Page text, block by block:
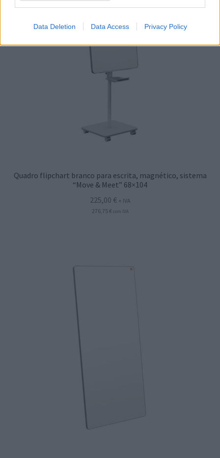
Data Deletion Data Access Privacy Policy
Quadro flipchart branco para escrita, magnético, sistema
“Move & Meet” 68×104
225,00 € + IVA
276,75 € com IVA